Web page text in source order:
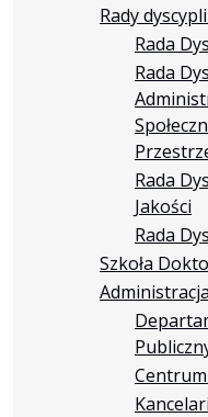
Rady
Rada
Rada
Rada
Jakości
Rada
Szkoła
Administracja